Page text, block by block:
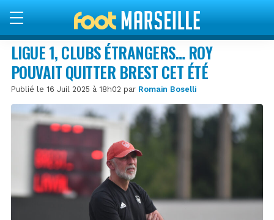
LIGUE 1, CLUBS ÉTRANGERS… ROY
POUVAIT QUITTER BREST CET ÉTÉ
Publié le 16 Juil 2025 à 18h02 par Romain Boselli